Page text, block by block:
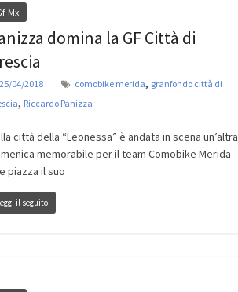
Mx
domina la GF Città di
25/04/2018 comobike merida, granfondo città di
, Riccardo Panizza
città della “Leonessa” è andata in scena un’altra
memorabile per il team Comobike Merida
piazza il suo
il seguito